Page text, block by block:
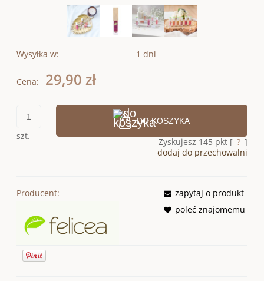
Wysyłka w: 1 dni
Cena: 29,90 zł
szt.
DO KOSZYKA
Zyskujesz 145 pkt [ ? ]
dodaj do przechowalni
Producent:
zapytaj o produkt
poleć znajomemu